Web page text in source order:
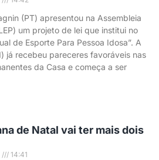
(PT) apresentou na Assembleia
um projeto de lei que institui no
de Esporte Para Pessoa Idosa”. A
já recebeu pareceres favoráveis nas
da Casa e começa a ser
de Natal vai ter mais dois
14:41